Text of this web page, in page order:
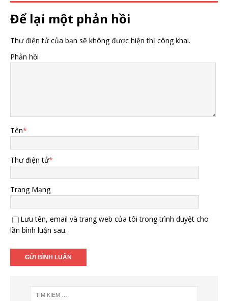
Để lại một phản hồi
Thư điện tử của bạn sẽ không được hiện thị công khai.
Phản hồi
Tên*
Thư điện tử*
Trang Mạng
Lưu tên, email và trang web của tôi trong trình duyệt cho
lần bình luận sau.